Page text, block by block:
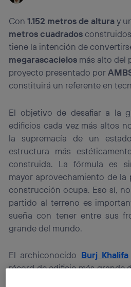
Con1.152 metros de alturay
metros cuadrados
tiene la intención de
megarascacielos más alto del
proyecto presentado por
constituirá un referente en
El objetivo de desafiar a la
edificios cada vez más altos
la supremacía de un
estructura más
construida. La fórmula es
mayor aprovechamiento de la
construcción ocupa. Eso sí,
partido al terreno es
sueña con tener entre sus
grande del mundo.
El archiconocido Burj Khalifa
récord de edificio más grande